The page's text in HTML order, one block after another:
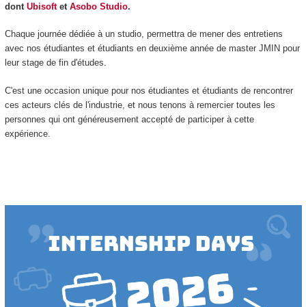
dont Ubisoftet Asobo Studio.
Chaque journée dédiée à un studio, permettra de mener des entretiens
avec nos étudiantes et étudiants en deuxième année de master JMIN pour
leur stage de fin d'études.
C'est une occasion unique pour nos étudiantes et étudiants de rencontrer
ces acteurs clés de l'industrie, et nous tenons à remercier toutes les
personnes qui ont généreusement accepté de participer à cette
expérience.